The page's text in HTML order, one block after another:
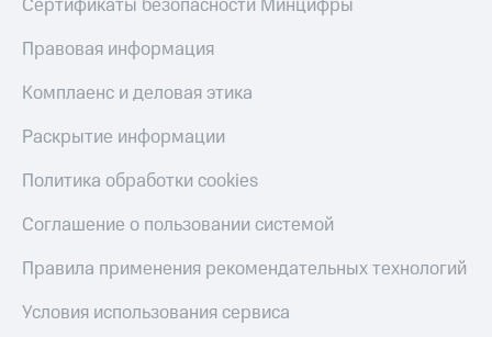
Сертификаты безопасности Минцифры
Правовая информация
Комплаенс и деловая этика
Раскрытие информации
Политика обработки cookies
Соглашение о пользовании системой
Правила применения рекомендательных технологий
Условия использования сервиса